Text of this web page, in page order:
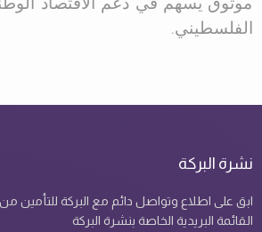
الفلسطيني.
نشرة البركة
ابق على اطلاع وتواصل دائم مع البركة للتأمين
القائمة البريدية الخاصة بنشرة البركة